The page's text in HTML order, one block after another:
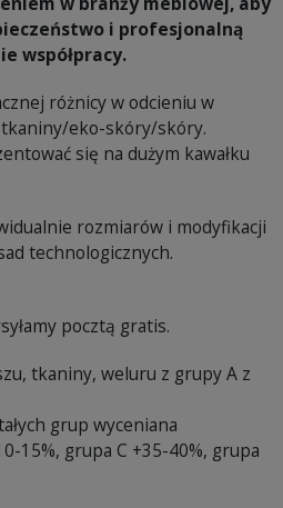
i profesjonalną
współpracy.
różnicy w odcieniu w
eko-skóry/skóry.
się na dużym kawałku
rozmiarów i modyfikacji
technologicznych.
pocztą gratis.
tkaniny, weluru z grupy A z
grup wyceniana
15%, grupa C +35-40%, grupa